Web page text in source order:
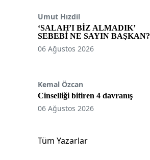
Umut Hızdil
‘SALAH’I BİZ ALMADIK’
SEBEBİ NE SAYIN BAŞKAN?
06 Ağustos 2026
Kemal Özcan
Cinselliği bitiren 4 davranış
06 Ağustos 2026
Tüm Yazarlar